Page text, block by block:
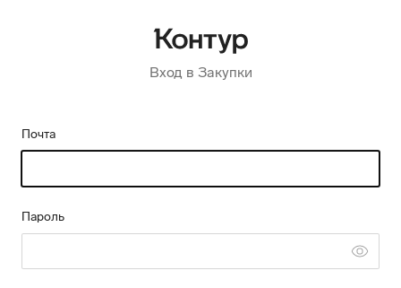
Вход в Закупки
Почта
Пароль